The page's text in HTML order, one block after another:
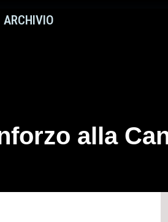
ARCHIVIO
alla